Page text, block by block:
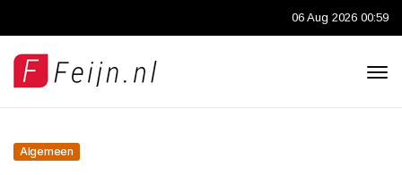
06 Aug 2026 00:59
Algemeen